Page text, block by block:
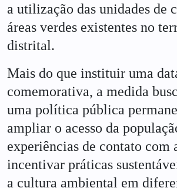
a utilização das unidades de
áreas verdes existentes no
distrital.
Mais do que instituir uma
comemorativa, a medida
uma política pública
ampliar o acesso da
experiências de contato com
incentivar práticas
a cultura ambiental em